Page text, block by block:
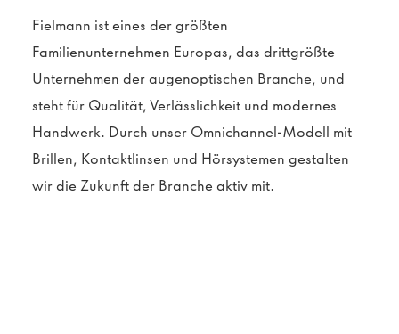
Fielmann ist eines der größten
Familienunternehmen Europas, das drittgrößte
Unternehmen der augenoptischen Branche, und
steht für Qualität, Verlässlichkeit und modernes
Handwerk. Durch unser Omnichannel-Modell mit
Brillen, Kontaktlinsen und Hörsystemen gestalten
wir die Zukunft der Branche aktiv mit.